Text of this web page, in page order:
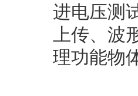
进电压测
上传、波
理功能物